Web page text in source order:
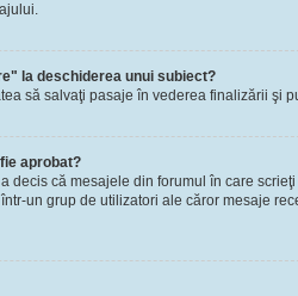
la deschiderea unui subiect?
să salvaţi pasaje în vederea finalizării şi
aprobat?
decis că mesajele din forumul în care
un grup de utilizatori ale căror mesaje